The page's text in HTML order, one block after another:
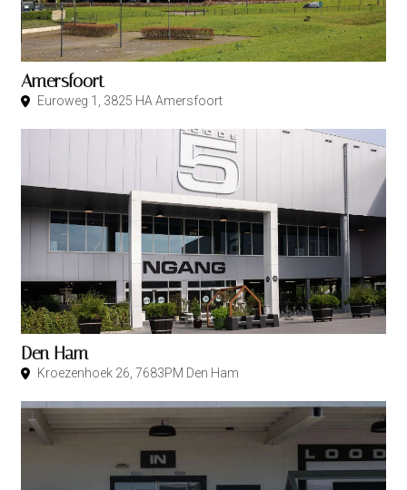
Amersfoort
Euroweg 1, 3825 HA Amersfoort
Den Ham
Kroezenhoek 26, 7683PM Den Ham